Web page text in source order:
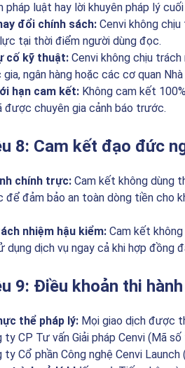
pháp luật hay lời khuyên pháp lý
đổi chính sách: Cenvi không
tại thời điểm người dùng đọc.
cố kỹ thuật: Cenvi không chịu
gia, ngân hàng hoặc các cơ quan
hạn cam kết: Không cam kết
được chuyên gia cảnh báo trước.
8: Cam kết đạo đức
chính trực: Cam kết không dùng
để đảm bảo an toàn dòng tiền cho
nhiệm hậu kiểm: Cam kết
dụng dịch vụ ngay cả khi hợp đồng
9: Điều khoản thi
thể pháp lý: Mọi giao dịch được
ty CP Tư vấn Giải pháp Cenvi (Mã
ty Cổ phần Công nghệ Cenvi